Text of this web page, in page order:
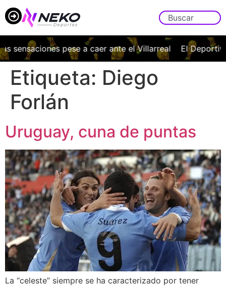
pese a caer ante el Villarreal El Deportivo
Etiqueta: Diego
Forlán
Uruguay, cuna de puntas
La “celeste” siempre se ha caracterizado por tener